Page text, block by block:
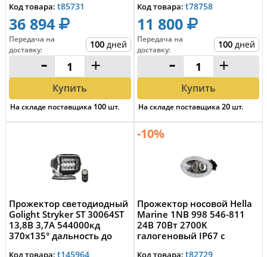
Код товара: t85731
36 894
Передача на
доставку: 100 дней
- +
Купить
На складе поставщика 100 шт.
Код товара: t78758
11 800
Передача на
доставку: 100 дней
- +
Купить
На складе поставщика20 шт.
Прожектор светодиодный
Golight Stryker ST 30064ST
13,8В 3,7А 544000кд
370x135° дальность до
t145964
-10%
Прожектор носовой Hella
Marine 1NB 998 546-811
24В 70Вт 2700K
галогеновый IP67 с
t82729